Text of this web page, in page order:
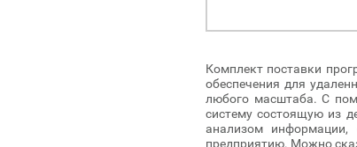
Комплект поставки
обеспечения для
любого масштаба. С
систему состоящую из
анализом информации,
предприятию. Можно